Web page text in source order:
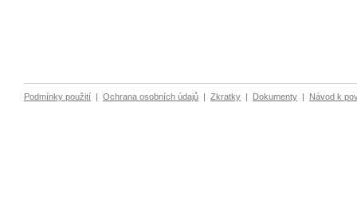
Podmínky použití | Ochrana osobních údajů | Zkratky | Dokumenty | Návod k